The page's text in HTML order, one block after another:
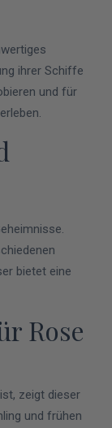
ihrer Schiffe
und für
bietet eine
Rose
zeigt dieser
und frühen